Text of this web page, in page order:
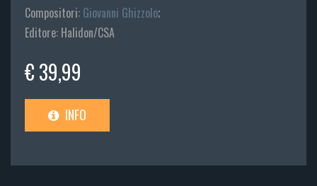
Compositori: Giovanni Ghizzolo;
Editore: Halidon/CSA
€ 39,99
INFO